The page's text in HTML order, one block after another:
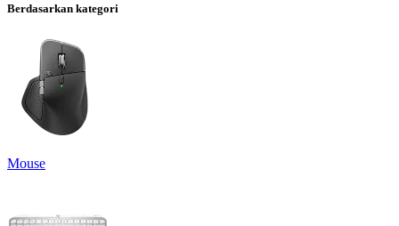
Berdasarkan kategori
Mouse